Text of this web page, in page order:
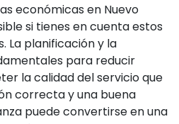
económicas en Nuevo
si tienes en cuenta estos
La planificación y la
para reducir
la calidad del servicio que
correcta y una buena
puede convertirse en una